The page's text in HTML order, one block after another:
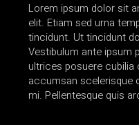
Lorem ipsum dolor sit
elit. Etiam sed urna
tincidunt. Ut tincidunt
Vestibulum ante ipsum
ultrices posuere cubilia
accumsan scelerisque
mi. Pellentesque quis